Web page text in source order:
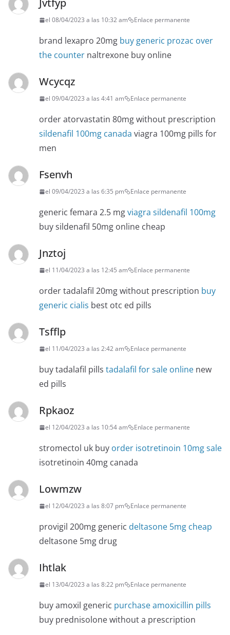
Jvtfyp
el 08/04/2023 a las 10:32 am Enlace permanente
brand lexapro 20mg buy generic prozac over
the counter naltrexone buy online
Wcycqz
el 09/04/2023 a las 4:41 am Enlace permanente
order atorvastatin 80mg without prescription
sildenafil 100mg canada viagra 100mg pills for
men
Fsenvh
el 09/04/2023 a las 6:35 pm Enlace permanente
generic femara 2.5 mgviagra sildenafil 100mg
buy sildenafil 50mg online cheap
Jnztoj
el 11/04/2023 a las 12:45 am Enlace permanente
order tadalafil 20mg without prescription buy
generic cialis best otc ed pills
Tsfflp
el 11/04/2023 a las 2:42 am Enlace permanente
buy tadalafil pills tadalafil for sale online new
ed pills
Rpkaoz
el 12/04/2023 a las 10:54 am Enlace permanente
stromectol uk buy order isotretinoin 10mg sale
isotretinoin 40mg canada
Lowmzw
el 12/04/2023 a las 8:07 pm Enlace permanente
provigil 200mg generic deltasone 5mg cheap
deltasone 5mg drug
Ihtlak
el 13/04/2023 a las 8:22 pm Enlace permanente
buy amoxil generic purchase amoxicillin pills
buy prednisolone without a prescription